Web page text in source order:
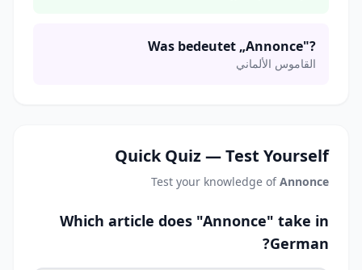
Was bedeutet „Annonce"?
القاموس الألماني
Quick Quiz — Test Yourself
Test your knowledge ofAnnonce
Which article does "Annonce" take in
German?